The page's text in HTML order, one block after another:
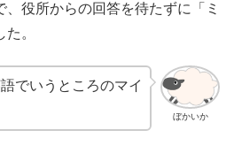
役所からの回答を待たずに「ミ
。
ぼかいか
でいうところのマイ